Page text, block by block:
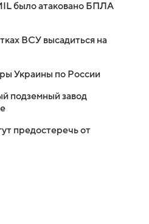
было атаковано БПЛА
ВСУ высадиться на
Украины по России
подземный завод
предостеречь от